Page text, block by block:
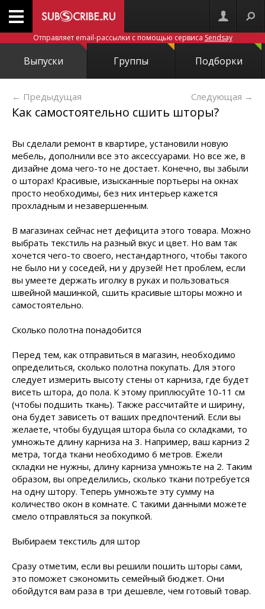
Отправляет email-рассылки с помощью сервиса Sendsay
Выпуски Группы Подборки
← Предыдущая Следующая →
Как самостоятельно сшить шторы?
Вы сделали ремонт в квартире, установили новую
мебель, дополнили все это аксессуарами. Но все же, в
дизайне дома чего-то не достает. Конечно, вы забыли
о шторах! Красивые, изысканные портьеры на окнах
просто необходимы, без них интерьер кажется
прохладным и незавершенным.
В магазинах сейчас нет дефицита этого товара. Можно
выбрать текстиль на разный вкус и цвет. Но вам так
хочется чего-то своего, нестандартного, чтобы такого
не было ни у соседей, ни у друзей! Нет проблем, если
вы умеете держать иголку в руках и пользоваться
швейной машинкой, сшить красивые шторы можно и
самостоятельно.
Сколько полотна понадобится
Перед тем, как отправиться в магазин, необходимо
определиться, сколько полотна покупать. Для этого
следует измерить высоту стены от карниза, где будет
висеть штора, до пола. К этому приплюсуйте 10-11 см
(чтобы подшить ткань). Также рассчитайте и ширину,
она будет зависеть от ваших предпочтений. Если вы
желаете, чтобы будущая штора была со складками, то
умножьте длину карниза на 3. Например, ваш карниз 2
метра, тогда ткани необходимо 6 метров. Ежели
складки не нужны, длину карниза умножьте на 2. Таким
образом, вы определились, сколько ткани потребуется
на одну штору. Теперь умножьте эту сумму на
количество окон в комнате. С такими данными можете
смело отправляться за покупкой.
Выбираем текстиль для штор
Сразу отметим, если вы решили пошить шторы сами,
это поможет сэкономить семейный бюджет. Они
обойдутся вам раза в три дешевле, чем готовый товар.